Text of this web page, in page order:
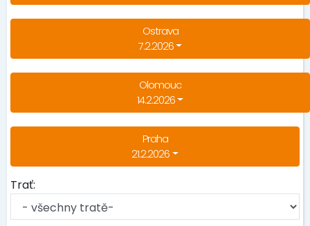
Ostrava
7.2.2026
Olomouc
14.2.2026
Praha
21.2.2026
Trať: